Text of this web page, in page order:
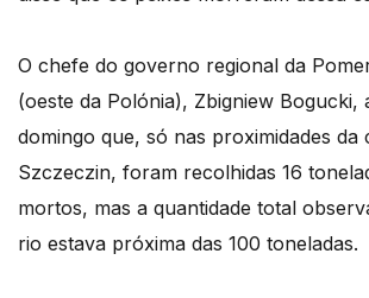
O chefe do governo regional da
(oeste da Polónia), Zbigniew Bogucki,
domingo que, só nas proximidades da
Szczeczin, foram recolhidas 16
mortos, mas a quantidade total
rio estava próxima das 100 toneladas.